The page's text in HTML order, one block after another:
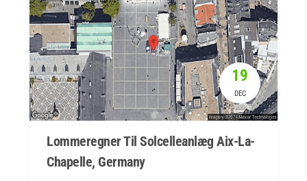
19
DEC
Lommeregner Til Solcelleanlæg Aix-La-
Chapelle, Germany